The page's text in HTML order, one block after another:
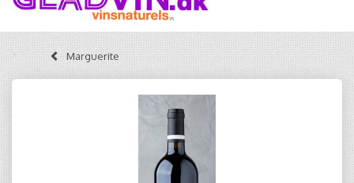
Marguerite